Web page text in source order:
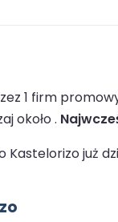
1 firm
około .
już